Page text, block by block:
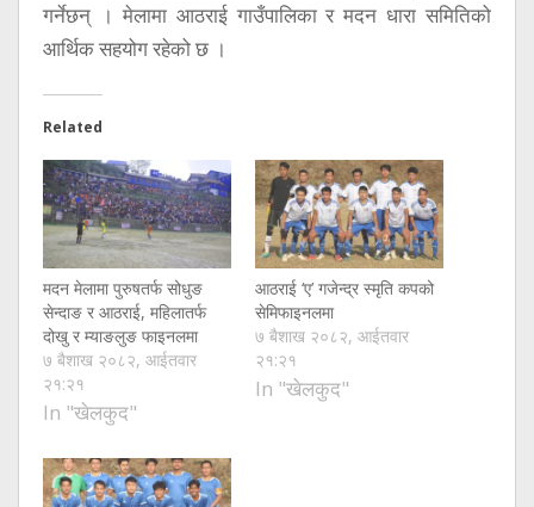
गर्नेछन् । मेलामा आठराई गाउँपालिका र मदन धारा समितिको
आर्थिक सहयोग रहेको छ ।
Related
मदन मेलामा पुरुषतर्फ सोधुङ
सेन्दाङ र आठराई, महिलातर्फ
दोखु र म्याङलुङ फाइनलमा
७ बैशाख २०८२, आईतवार
२१:२१
In "खेलकुद"
आठराई ‘ए’ गजेन्द्र स्मृति कपको
सेमिफाइनलमा
७ बैशाख २०८२, आईतवार
२१:२१
In "खेलकुद"